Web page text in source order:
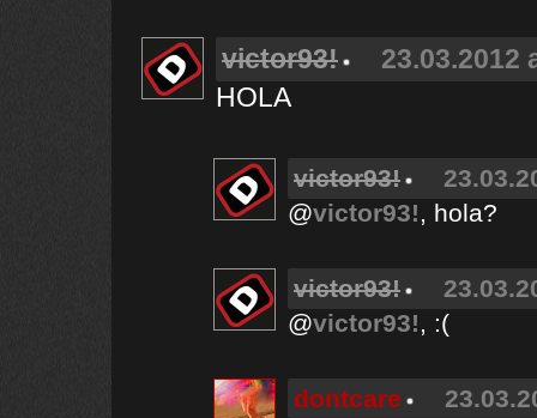
victor93!
23.03.2012
HOLA
victor93!
@victor93!, hola?
victor93!
@victor93!, :(
dontcare